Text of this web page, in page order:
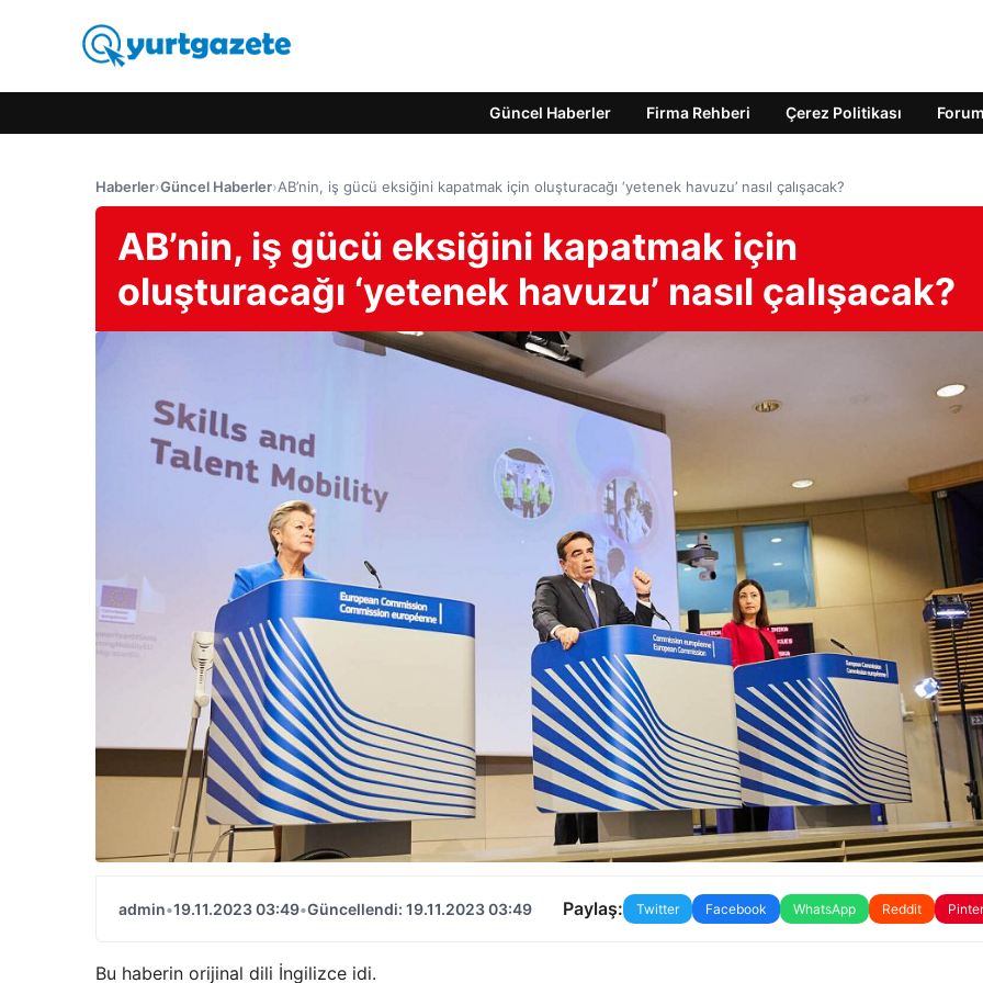
Güncel Haberler Firma Rehberi Çerez Politikası Forum
Haberler›Güncel Haberler›AB’nin, iş gücü eksiğini kapatmak için oluşturacağı ‘yetenek havuzu’ nasıl çalışacak?
AB’nin, iş gücü eksiğini kapatmak için
oluşturacağı ‘yetenek havuzu’ nasıl çalışacak?
admin•19.11.2023 03:49•Güncellendi: 19.11.2023 03:49 Paylaş: Twitter Facebook WhatsApp Reddit
Bu haberin orijinal dili İngilizce idi.